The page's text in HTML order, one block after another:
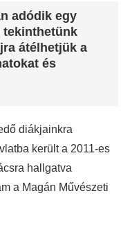
adódik egy
tekinthetünk
átélhetjük a
és
diákjainkra
került a 2011-es
hallgatva
a Magán Művészeti